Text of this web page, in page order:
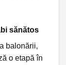
sănătos
balonării,
o etapă în